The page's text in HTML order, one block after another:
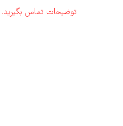
توضیحات تماس بگیرید.